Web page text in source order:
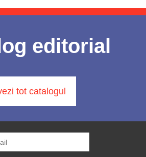
editorial
tot catalogul